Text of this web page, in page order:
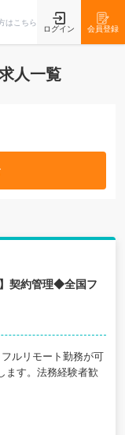
はこちら
ログイン 会員登録
人一覧
契約管理◆全国フ
ルリモート勤務が可
ます。法務経験者歓